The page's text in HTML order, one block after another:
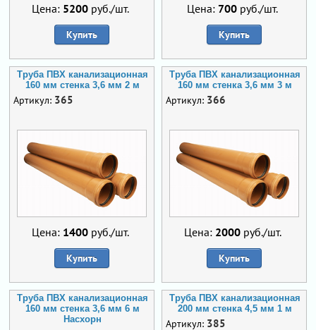
Цена: 5200руб./шт.
Купить
Цена: 700 руб./шт.
Купить
Труба ПВХ канализационная
160 мм стенка 3,6 мм 2 м
Артикул: 365
Цена: 1400руб./шт.
Купить
Труба ПВХ канализационная
160 мм стенка 3,6 мм 3 м
Артикул: 366
Цена: 2000руб./шт.
Купить
Труба ПВХ канализационная
160 мм стенка 3,6 мм 6 м
Насхорн
Труба ПВХ канализационная
200 мм стенка 4,5 мм 1 м
Артикул: 385